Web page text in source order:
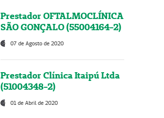
Prestador OFTALMOCLÍNICA
SÃO GONÇALO (55004164-2)
07 de Agosto de 2020
Prestador Clínica Itaipú Ltda
(51004348-2)
01 de Abril de 2020